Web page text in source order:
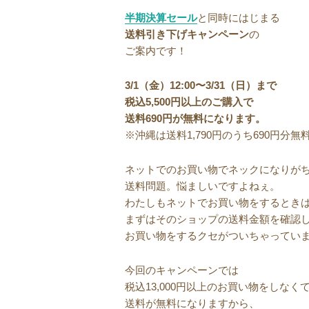
半期決算セールと同時にはじまる
送料引き下げキャンペーンの
ご案内です！
3/1（金）12:00〜3/31（日）まで
税込5,500円以上のご購入で
送料690円が無料になります。
※沖縄は送料1,790円のうち690円分無
ネットでのお買い物でネックになりが
送料問題。悩ましいですよねぇ。
わたしもネットでお買い物をするとき
まずはそのショップの送料金額を確認
お買い物をするクセがついちゃっていま
今回のキャンペーンでは
税込13,000円以上のお買い物をしなく
送料が無料になりますから、